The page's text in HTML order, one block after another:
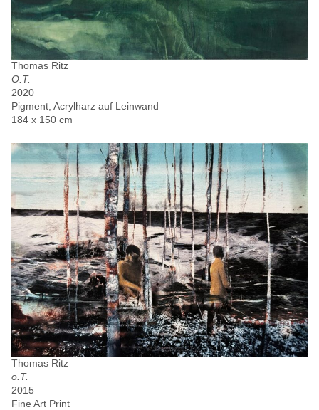
Thomas Ritz
O.T.
2020
Pigment, Acrylharz auf Leinwand
184 x 150 cm
Thomas Ritz
o.T.
2015
Fine Art Print